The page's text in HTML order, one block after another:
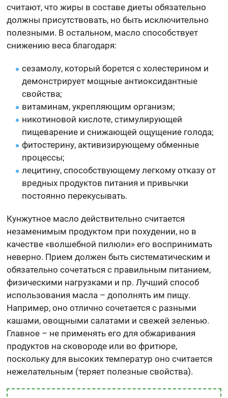
считают, что жиры в составе диеты обязательно
должны присутствовать, но быть исключительно
полезными. В остальном, масло способствует
снижению веса благодаря:
сезамолу, который борется с холестерином и
демонстрирует мощные антиоксидантные
свойства;
витаминам, укрепляющим организм;
никотиновой кислоте, стимулирующей
пищеварение и снижающей ощущение голода;
фитостерину, активизирующему обменные
процессы;
лецитину, способствующему легкому отказу от
вредных продуктов питания и привычки
постоянно перекусывать.
Кунжутное масло действительно считается
незаменимым продуктом при похудении, но в
качестве «волшебной пилюли» его воспринимать
неверно. Прием должен быть систематическим и
обязательно сочетаться с правильным питанием,
физическими нагрузками и пр. Лучший способ
использования масла – дополнять им пищу.
Например, оно отлично сочетается с разными
кашами, овощными салатами и свежей зеленью.
Главное – не применять его для обжаривания
продуктов на сковороде или во фритюре,
поскольку для высоких температур оно считается
нежелательным (теряет полезные свойства).